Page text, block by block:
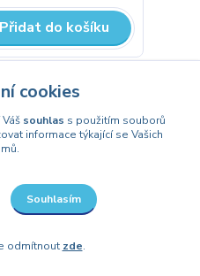
Přidat do košíku
cookies
souhlas s použitím souborů
informace týkající se Vašich
Souhlasím
odmítnout zde.